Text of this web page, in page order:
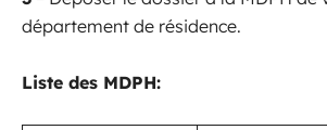
département de résidence.
Liste des MDPH: